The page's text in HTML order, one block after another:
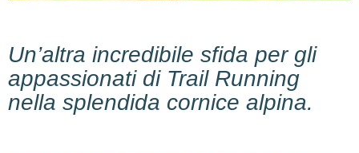
Un’altra incredibile sfida per gli
appassionati di Trail Running
nella splendida cornice alpina.